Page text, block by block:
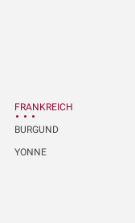
FRANKREICH
BURGUND
YONNE